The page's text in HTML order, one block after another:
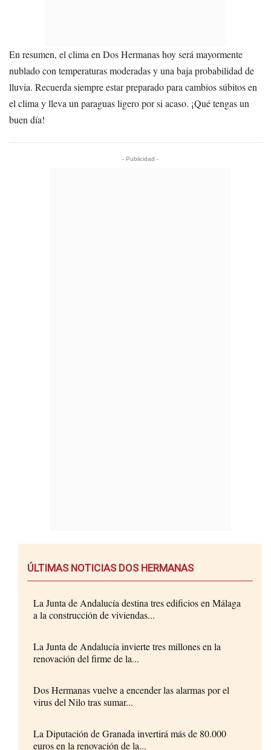
En resumen, el clima en Dos Hermanas hoy será mayormente
nublado con temperaturas moderadas y una baja probabilidad de
lluvia. Recuerda siempre estar preparado para cambios súbitos en
el clima y lleva un paraguas ligero por si acaso. ¡Qué tengas un
buen día!
- Publicidad -
ÚLTIMAS NOTICIAS DOS HERMANAS
La Junta de Andalucía destina tres edificios en Málaga
a la construcción de viviendas...
La Junta de Andalucía invierte tres millones en la
renovación del firme de la...
Dos Hermanas vuelve a encender las alarmas por el
virus del Nilo tras sumar...
La Diputación de Granada invertirá más de 80.000
euros en la renovación de la...